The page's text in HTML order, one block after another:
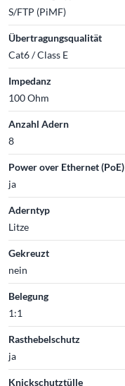
S/FTP (PiMF)
Übertragungsqualität
Cat6 / Class E
Impedanz
100 Ohm
Anzahl Adern
8
Power over Ethernet (PoE)
ja
Aderntyp
Litze
Gekreuzt
nein
Belegung
1:1
Rasthebelschutz
ja
Knickschutztülle